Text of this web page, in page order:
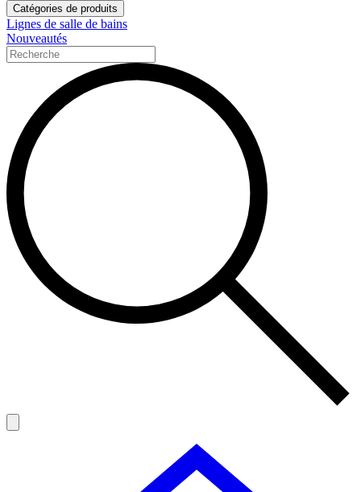
Catégories de produits
Lignes de salle de bains
Nouveautés